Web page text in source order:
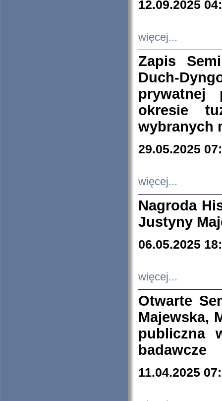
12.09.2025
więcej...
Zapis
Duch-
prywatnej
okresie
wybranych
29.05.2025
więcej...
Nagroda
Justyny
06.05.2025
więcej...
Otwarte
Majewska,
publiczna
badawcze
11.04.2025